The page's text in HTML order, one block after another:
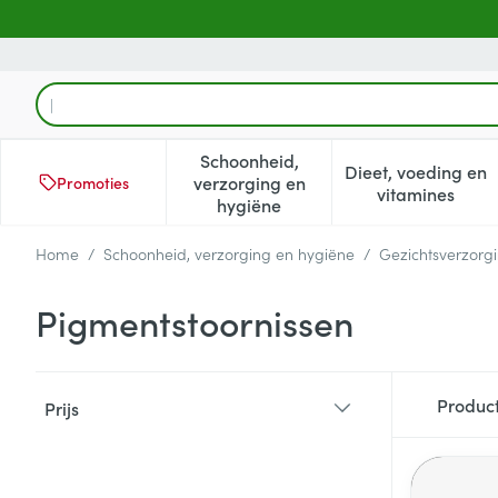
Product, merk, categorie...
Promoties
Schoonheid,
verzorging en
hygiëne
Toon submenu voor
Dieet, voeding en
vitamines
Toon
Home / Schoonheid, verzorging en hygiëne /
Pigmentstoornissen
Prijs